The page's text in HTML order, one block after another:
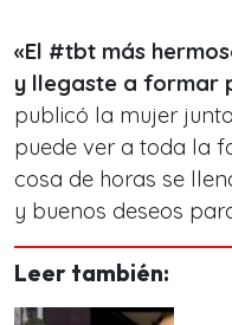
«El #tbt más
y llegaste a formar
publicó la mujer
puede ver a toda la
cosa de horas se
y buenos deseos
Leer también: